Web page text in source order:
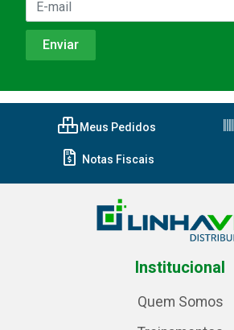
Meus Pedidos
Notas Fiscais
Institucional
Quem Somos